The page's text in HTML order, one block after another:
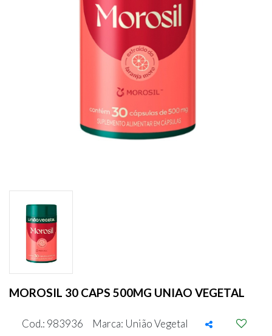
MOROSIL 30 CAPS 500MG UNIAO VEGETAL
Cod.: 983936 Marca: União Vegetal